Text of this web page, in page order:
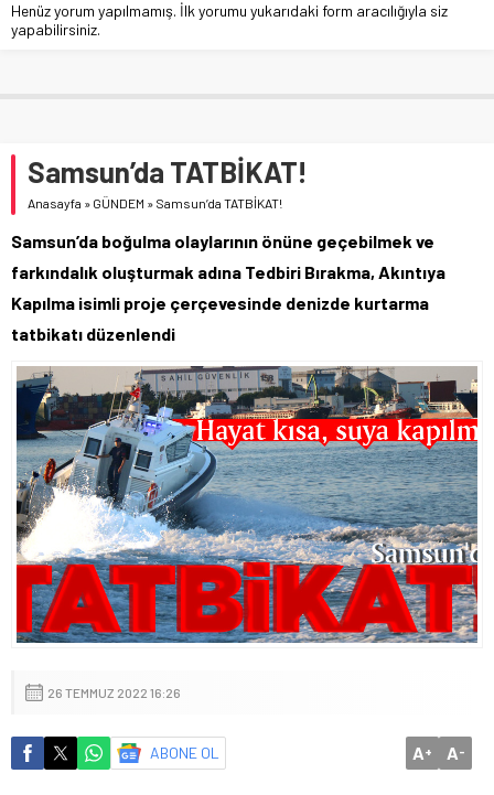
Henüz yorum yapılmamış. İlk yorumu yukarıdaki form aracılığıyla siz
yapabilirsiniz.
Samsun’da TATBİKAT!
Anasayfa » GÜNDEM » Samsun’da TATBİKAT!
Samsun’da boğulma olaylarının önüne geçebilmek ve
farkındalık oluşturmak adına Tedbiri Bırakma, Akıntıya
Kapılma isimli proje çerçevesinde denizde kurtarma
tatbikatı düzenlendi
26 TEMMUZ 2022 16:26
ABONE OL A+ A-